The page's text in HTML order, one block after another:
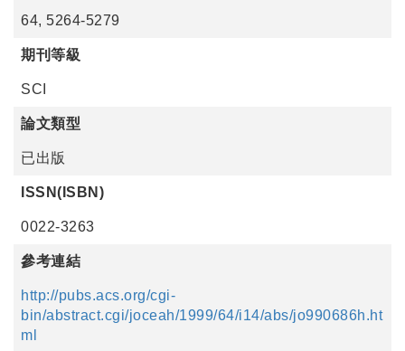
64, 5264-5279
期刊等級
SCI
論文類型
已出版
ISSN(ISBN)
0022-3263
參考連結
http://pubs.acs.org/cgi-
bin/abstract.cgi/joceah/1999/64/i14/abs/jo990686h.ht
ml